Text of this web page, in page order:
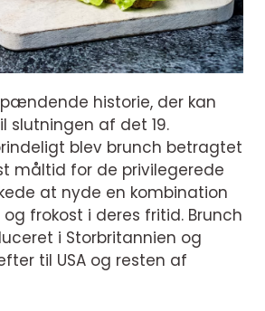
historie, der kan
slutningen af det 19.
blev brunch betragtet
måltid for de privilegerede
at nyde en kombination
frokost i deres fritid. Brunch
i Storbritannien og
til USA og resten af